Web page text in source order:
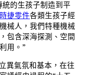
的生孩子制造到平
捷零件各類生孩子經
械人，我們特種機械
包含深海探測、空間
用。”
異氣氛和基本，在往